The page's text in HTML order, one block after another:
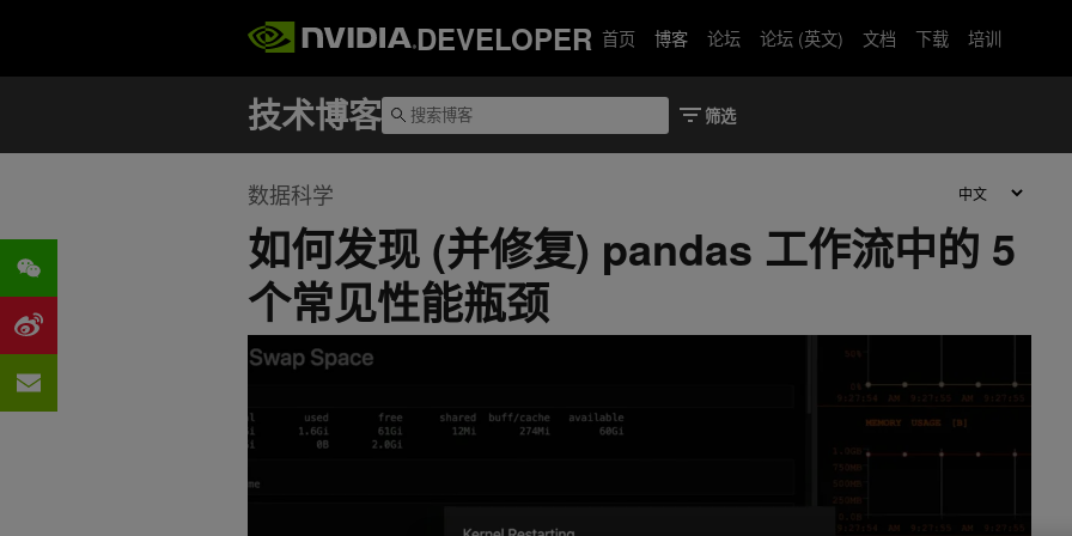
DEVELOPER 首页 博客 论坛 论坛 (英文) 文档 下载 培训
数据科学
如何发现 (并修复) pandas 工作流中的 5
个常见性能瓶颈